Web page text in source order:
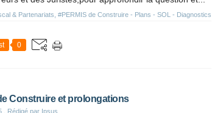
& Partenariats #PERMIS de Construire - Plans - SOL - Diagnostics
0
Construire et prolongations
, Rédigé par Ipsus